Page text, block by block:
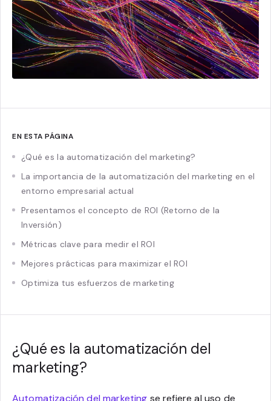
EN ESTA PÁGINA
¿Qué es la automatización del marketing?
La importancia de la automatización del marketing en el
entorno empresarial actual
Presentamos el concepto de ROI (Retorno de la
Inversión)
Métricas clave para medir el ROI
Mejores prácticas para maximizar el ROI
Optimiza tus esfuerzos de marketing
¿Qué es la automatización del
marketing?
Automatización del marketing se refiere al uso de